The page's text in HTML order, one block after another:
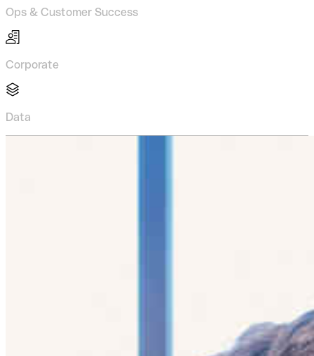
Ops & Customer Success
Corporate
Data